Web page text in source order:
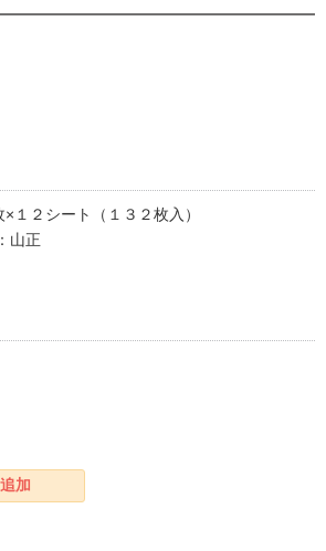
１２シート（１３２枚入）
山正